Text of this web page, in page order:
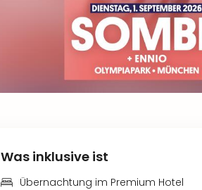
Was inklusive ist
Übernachtung im Premium Hotel